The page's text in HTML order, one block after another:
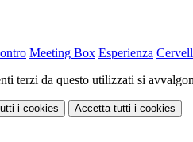
Meeting Box Esperienza
terzi da questo utilizzati si
i cookies Accetta tutti i cookies